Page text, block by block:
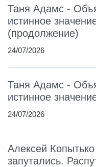
Таня Адамс -
истинное
(продолжение)
24/07/2026
Таня Адамс -
истинное
24/07/2026
Алексей
запутались.